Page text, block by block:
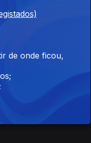
de onde ficou,